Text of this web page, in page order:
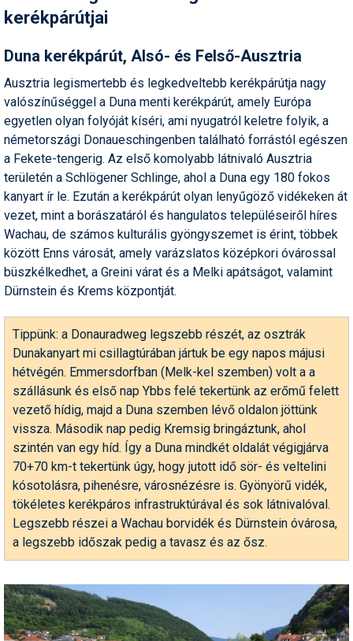
Humor
Ingatlan
Interjúk
Játékok
Kerékpár
Korcsolya
Könyvajánló
Magazinok
Munkavállalás
Olvasnivaló
Pályázatok
Portálinfo
Rajzok
Síbérletárak
Síbörze
Sícipő
Sífelszerelés
Sífutás
Síléc
kerékpárútjai
Duna kerékpárút, Alsó- és Felső-Ausztria
Ausztria legismertebb és legkedveltebb kerékpárútja nagy
valószínűséggel a Duna menti kerékpárút, amely Európa
egyetlen olyan folyóját kíséri, ami nyugatról keletre folyik, a
németországi Donaueschingenben található forrástól egészen
a Fekete-tengerig. Az első komolyabb látnivaló Ausztria
területén a Schlögener Schlinge, ahol a Duna egy 180 fokos
kanyart ír le. Ezután a kerékpárút olyan lenyűgöző vidékeken át
vezet, mint a borászatáról és hangulatos településeiről híres
Wachau, de számos kulturális gyöngyszemet is érint, többek
között Enns városát, amely varázslatos középkori óvárossal
büszkélkedhet, a Greini várat és a Melki apátságot, valamint
Dürnstein és Krems központját.
Tippünk: a Donauradweg legszebb részét, az osztrák
Dunakanyart mi csillagtúrában jártuk be egy napos májusi
hétvégén. Emmersdorfban (Melk-kel szemben) volt a a
szállásunk és első nap Ybbs felé tekertünk az erőmű felett
vezető hídig, majd a Duna szemben lévő oldalon jöttünk
vissza. Második nap pedig Kremsig bringáztunk, ahol
szintén van egy híd. Így a Duna mindkét oldalát végigjárva
70+70 km-t tekertünk úgy, hogy jutott idő sör- és veltelini
kósotolásra, pihenésre, városnézésre is. Gyönyörű vidék,
tökéletes kerékpáros infrastruktúrával és sok látnivalóval.
Legszebb részei a Wachau borvidék és Dürnstein óvárosa,
a legszebb időszak pedig a tavasz és az ősz.